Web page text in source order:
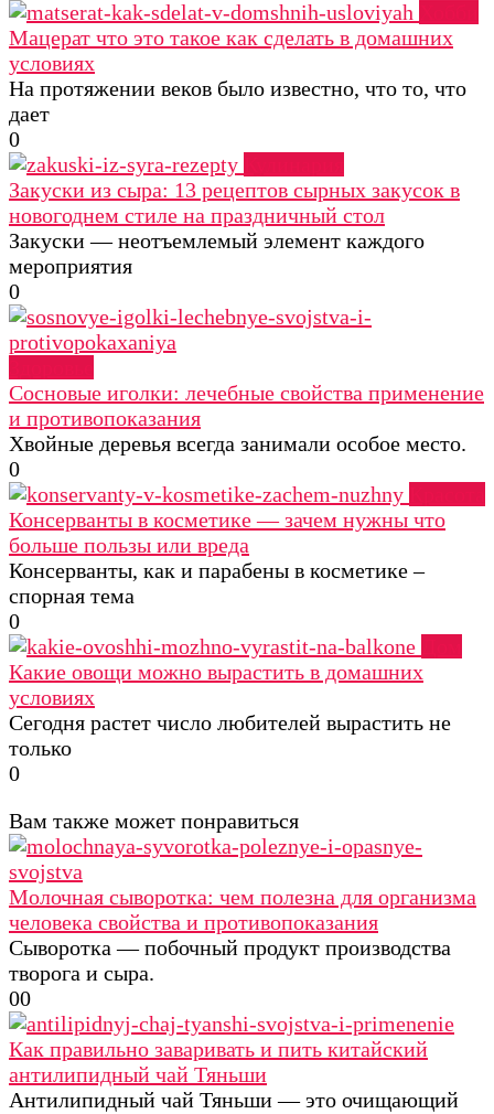
Мацерат что это такое как сделать в домашних
условиях
На протяжении веков было известно, что то, что
дает
0
Закуски из сыра: 13 рецептов сырных закусок в
новогоднем стиле на праздничный стол
Закуски — неотъемлемый элемент каждого
мероприятия
0
Сосновые иголки: лечебные свойства применение
и противопоказания
Хвойные деревья всегда занимали особое место.
0
Консерванты в косметике — зачем нужны что
больше пользы или вреда
Консерванты, как и парабены в косметике –
спорная тема
0
Какие овощи можно вырастить в домашних
условиях
Сегодня растет число любителей вырастить не
только
0
Вам также может понравиться
Молочная сыворотка: чем полезна для организма
человека свойства и противопоказания
Сыворотка — побочный продукт производства
творога и сыра.
00
Как правильно заваривать и пить китайский
антилипидный чай Тяньши
Антилипидный чай Тяньши — это очищающий